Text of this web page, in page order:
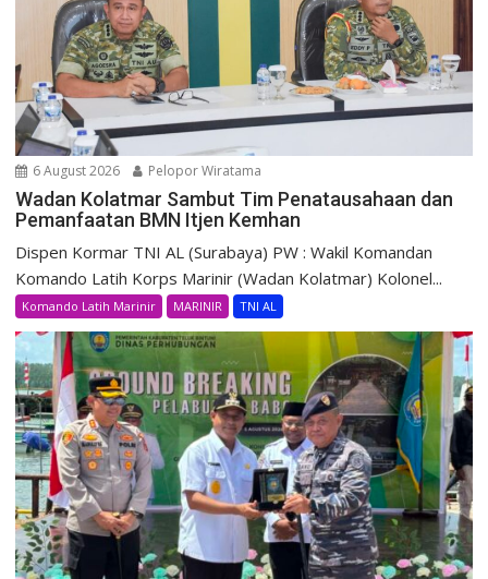
6 August 2026 Pelopor Wiratama
Wadan Kolatmar Sambut Tim Penatausahaan dan
Pemanfaatan BMN Itjen Kemhan
Dispen Kormar TNI AL (Surabaya) PW : Wakil Komandan
Komando Latih Korps Marinir (Wadan Kolatmar) Kolonel...
Komando Latih Marinir MARINIR TNI AL